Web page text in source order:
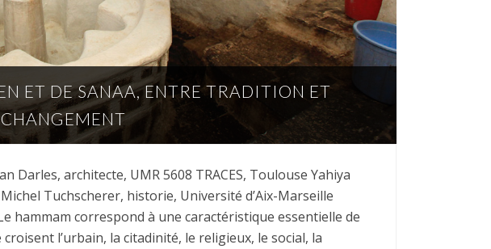
ET DE SANAA, ENTRE TRADITION ET
CHANGEMENT
architecte, UMR 5608 TRACES, Toulouse Yahiya
Tuchscherer, historie, Université d’Aix-Marseille
hammam correspond à une caractéristique essentielle de
l’urbain, la citadinité, le religieux, le social, la